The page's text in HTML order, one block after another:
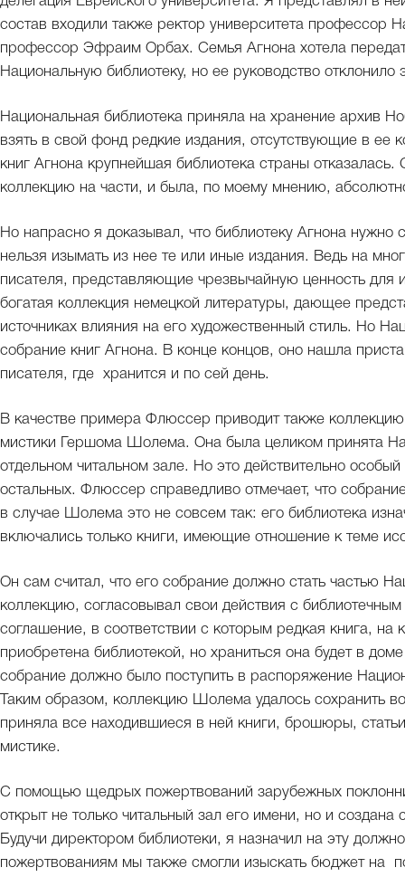
состав входили также ректор университета профессор
профессор Эфраим Орбах. Семья Агнона хотела
Национальную библиотеку, но ее руководство отклонило
Национальная библиотека приняла на хранение архив
взять в свой фонд редкие издания, отсутствующие в ее
книг Агнона крупнейшая библиотека страны
коллекцию на части, и была, по моему мнению,
Но напрасно я доказывал, что библиотеку Агнона нужно
нельзя изымать из нее те или иные издания. Ведь на
писателя, представляющие чрезвычайную ценность для
богатая коллекция немецкой литературы, дающее
источниках влияния на его художественный стиль. Но
собрание книг Агнона. В конце концов, оно нашла
писателя, где хранится и по сей день.
В качестве примера Флюссер приводит также
мистики Гершома Шолема. Она была целиком принята
отдельном читальном зале. Но это действительно
остальных. Флюссер справедливо отмечает, что
в случае Шолема это не совсем так: его библиотека
включались только книги, имеющие отношение к теме
Он сам считал, что его собрание должно стать частью
коллекцию, согласовывал свои действия с
соглашение, в соответствии с которым редкая книга, на
приобретена библиотекой, но храниться она будет в
собрание должно было поступить в распоряжение
Таким образом, коллекцию Шолема удалось сохранить
приняла все находившиеся в ней книги, брошюры,
мистике.
С помощью щедрых пожертвований зарубежных
открыт не только читальный зал его имени, но и
Будучи директором библиотеки, я назначил на эту
пожертвованиям мы также смогли изыскать бюджет на